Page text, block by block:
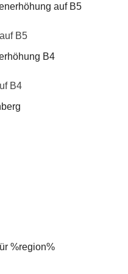
auf B5
B5
B4
B4